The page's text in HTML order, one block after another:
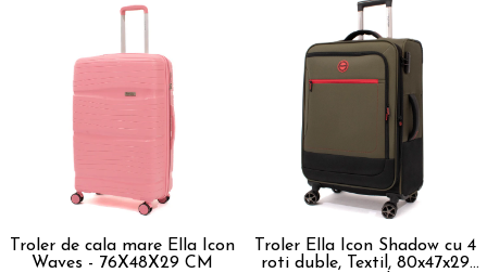
Troler de cala mare Ella Icon
Waves - 76X48X29 CM
Troler Ella Icon Shadow cu 4
roti duble, Textil, 80x47x29